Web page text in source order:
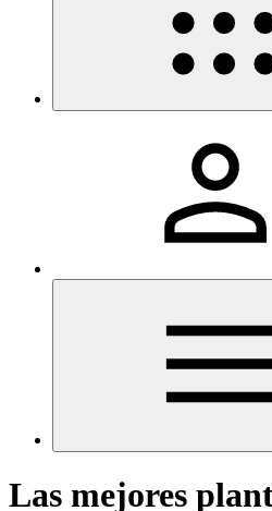
Las mejores